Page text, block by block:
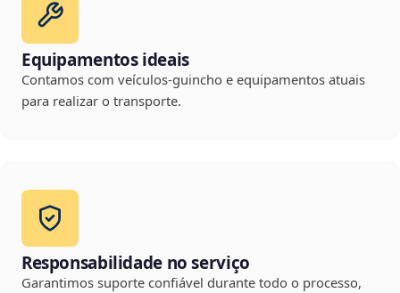
Equipamentos ideais
Contamos com veículos-guincho e equipamentos atuais
para realizar o transporte.
Responsabilidade no serviço
Garantimos suporte confiável durante todo o processo,